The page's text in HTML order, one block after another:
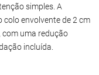
simples. A
colo envolvente de 2 cm
com uma redução
incluída.